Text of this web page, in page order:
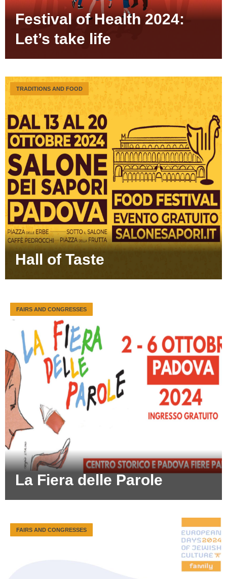
Festival of Health 2024:
Let’s take life
Hall of Taste
TRADITIONS AND FOOD
La Fiera delle Parole
FAIRS AND CONGRESSES
FAIRS AND CONGRESSES